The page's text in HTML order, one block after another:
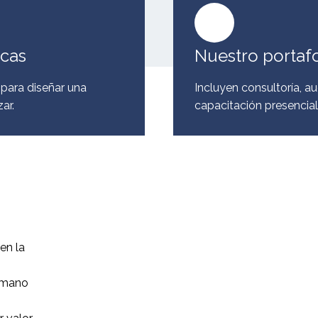
diseñar una
Nuestro
Incluyen consultoría,
capacitación
la